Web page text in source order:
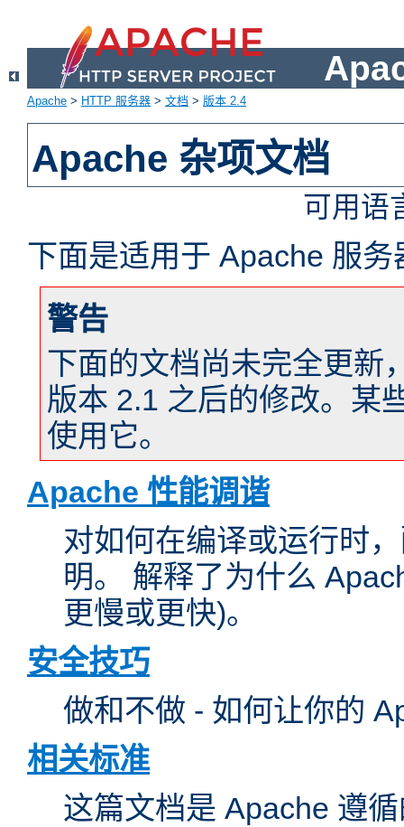
Apache > HTTP 服务器 > 文档 > 版本 2.4
Apache 杂项文档
可用语
下面是适用于 Apache 服
警告
下面的文档尚未完全更新
版本 2.1 之后的修改。某
使用它。
Apache 性能调谐
对如何在编译或运行时
明。 解释了为什么
更慢或更快)。
安全技巧
做和不做 - 如何让你的
相关标准
这篇文档是 Apache 遵